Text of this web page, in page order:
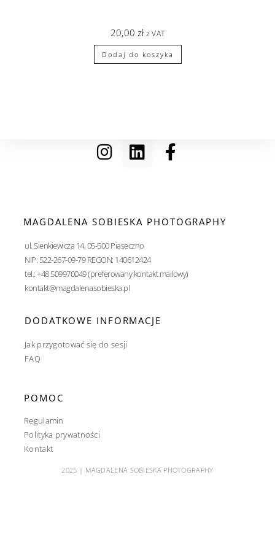
20,00 zł z VAT
Dodaj do koszyka
MAGDALENA SOBIESKA PHOTOGRAPHY
ul. Sienkiewicza 14, 05-500 Piaseczno
NIP: 522-267-09-79 REGON: 140612424
tel.: +48 509970049 (preferowany kontakt mailowy)
kontakt@magdalenasobieska.pl
DODATKOWE INFORMACJE
Jak przygotować się do sesji
FAQ
POMOC
Regulamin
Polityka prywatności
Kontakt
2025 | MAGDALENA SOBIESKA PHOTOGRAPHY